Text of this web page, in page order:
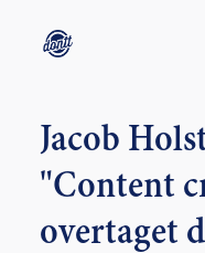
CONTACT
ABOUT
ENGLISH
Jacob
"Content
overtaget